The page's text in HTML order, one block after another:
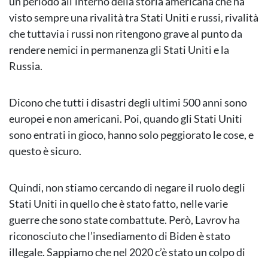
visto sempre una rivalità tra Stati Uniti e russi, rivalità
che tuttavia i russi non ritengono grave al punto da
rendere nemici in permanenza gli Stati Uniti e la
Russia.
Dicono che tutti i disastri degli ultimi 500 anni sono
europei e non americani. Poi, quando gli Stati Uniti
sono entrati in gioco, hanno solo peggiorato le cose, e
questo è sicuro.
Quindi, non stiamo cercando di negare il ruolo degli
Stati Uniti in quello che è stato fatto, nelle varie
guerre che sono state combattute. Però, Lavrov ha
riconosciuto che l’insediamento di Biden è stato
illegale. Sappiamo che nel 2020 c’è stato un colpo di